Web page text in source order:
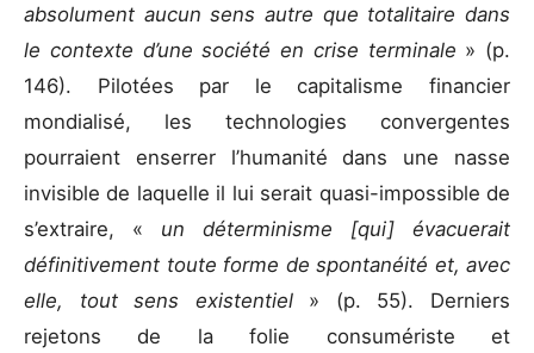
absolument aucun sens autre que totalitaire dans
le contexte d’une société en crise terminale » (p.
146). Pilotées par le capitalisme financier
mondialisé, les technologies convergentes
pourraient enserrer l’humanité dans une nasse
invisible de laquelle il lui serait quasi-impossible de
s’extraire, « un déterminisme [qui] évacuerait
définitivement toute forme de spontanéité et, avec
elle, tout sens existentiel » (p. 55). Derniers
rejetons de la folie consumériste et